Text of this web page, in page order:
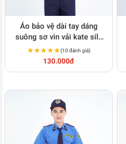
Áo bảo vệ dài tay dáng
suông sơ vin vải kate silk
màu xanh BH03A
★★★★★
★★★★★(10 đánh giá)
130.000đ